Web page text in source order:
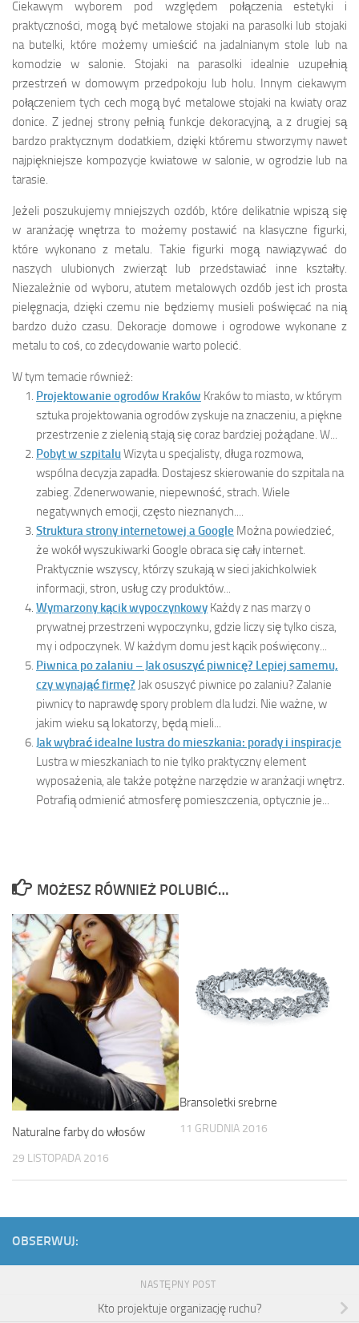
Ciekawym wyborem pod względem połączenia estetyki i
praktyczności, mogą być metalowe stojaki na parasolki lub stojaki
na butelki, które możemy umieścić na jadalnianym stole lub na
komodzie w salonie. Stojaki na parasolki idealnie uzupełnią
przestrzeń w domowym przedpokoju lub holu. Innym ciekawym
połączeniem tych cech mogą być metalowe stojaki na kwiaty oraz
donice. Z jednej strony pełnią funkcje dekoracyjną, a z drugiej są
bardzo praktycznym dodatkiem, dzięki któremu stworzymy nawet
najpiękniejsze kompozycje kwiatowe w salonie, w ogrodzie lub na
tarasie.
Jeżeli poszukujemy mniejszych ozdób, które delikatnie wpiszą się
w aranżację wnętrza to możemy postawić na klasyczne figurki,
które wykonano z metalu. Takie figurki mogą nawiązywać do
naszych ulubionych zwierząt lub przedstawiać inne kształty.
Niezależnie od wyboru, atutem metalowych ozdób jest ich prosta
pielęgnacja, dzięki czemu nie będziemy musieli poświęcać na nią
bardzo dużo czasu. Dekoracje domowe i ogrodowe wykonane z
metalu to coś, co zdecydowanie warto polecić.
W tym temacie również:
Projektowanie ogrodów Kraków Kraków to miasto, w którym
sztuka projektowania ogrodów zyskuje na znaczeniu, a piękne
przestrzenie z zielenią stają się coraz bardziej pożądane. W...
Pobyt w szpitaluWizyta u specjalisty, długa rozmowa,
wspólna decyzja zapadła. Dostajesz skierowanie do szpitala na
zabieg. Zdenerwowanie, niepewność, strach. Wiele
negatywnych emocji, często nieznanych....
Struktura strony internetowej a Google Można powiedzieć,
że wokół wyszukiwarki Google obraca się cały internet.
Praktycznie wszyscy, którzy szukają w sieci jakichkolwiek
informacji, stron, usług czy produktów...
Wymarzony kącik wypoczynkowy Każdy z nas marzy o
prywatnej przestrzeni wypoczynku, gdzie liczy się tylko cisza,
my i odpoczynek. W każdym domu jest kącik poświęcony...
Piwnica po zalaniu – Jak osuszyć piwnicę? Lepiej samemu,
czy wynająć firmę? Jak osuszyć piwnice po zalaniu? Zalanie
piwnicy to naprawdę spory problem dla ludzi. Nie ważne, w
jakim wieku są lokatorzy, będą mieli...
Jak wybrać idealne lustra do mieszkania: porady i inspiracje
Lustra w mieszkaniach to nie tylko praktyczny element
wyposażenia, ale także potężne narzędzie w aranżacji wnętrz.
Potrafią odmienić atmosferę pomieszczenia, optycznie je...
MOŻESZ RÓWNIEŻ POLUBIĆ…
Naturalne farby do włosów
29 LISTOPADA 2016
Bransoletki srebrne
11 GRUDNIA 2016
OBSERWUJ:
NASTĘPNY POST
Kto projektuje organizację ruchu?